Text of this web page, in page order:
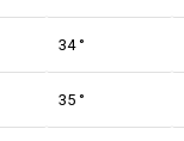
34 °
35 °